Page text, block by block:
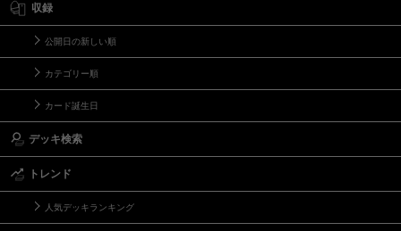
収録
公開日の新しい順
カテゴリー順
カード誕生日
デッキ検索
トレンド
人気デッキランキング